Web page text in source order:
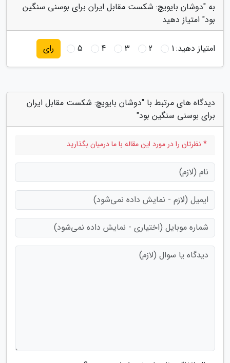
به "دوشان بایویچ: شکست مقابل ایران برای بوسنی سنگین
بود" امتیاز دهید
امتیاز دهید:1
2
3
4
5 رای
دیدگاه های مرتبط با "دوشان بایویچ: شکست مقابل ایران
برای بوسنی سنگین بود"
* نظرتان را در مورد این مقاله با ما درمیان بگذارید